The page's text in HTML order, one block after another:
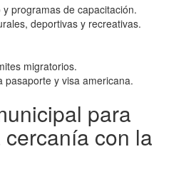
programas de capacitación.
deportivas y recreativas.
migratorios.
pasaporte y visa americana.
para
con la